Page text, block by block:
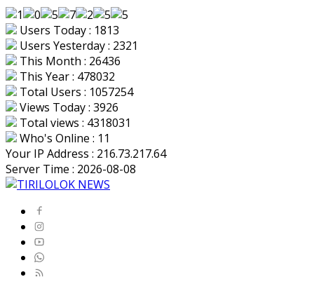
Users Today : 1813
Users Yesterday : 2321
This Month : 26436
This Year : 478032
Total Users : 1057254
Views Today : 3926
Total views : 4318031
Who's Online : 11
Your IP Address : 216.73.217.64
Server Time : 2026-08-08